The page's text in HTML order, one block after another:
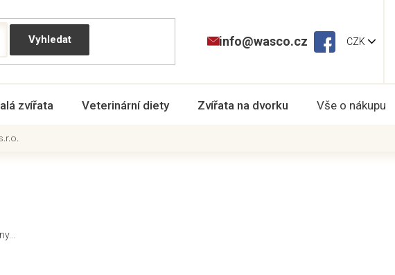
CZK
info@wasco.cz
zvířata Veterinární diety Zvířata na dvorku Vše o nákupu